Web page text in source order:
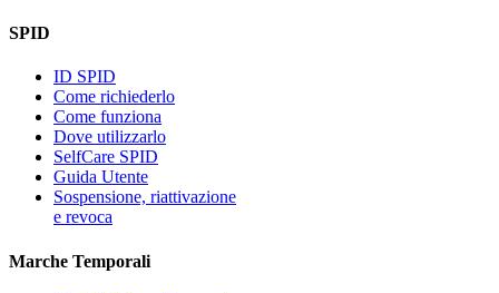
SPID
ID SPID
Come richiederlo
Come funziona
Dove utilizzarlo
SelfCare SPID
Guida Utente
Sospensione, riattivazione
e revoca
Marche Temporali